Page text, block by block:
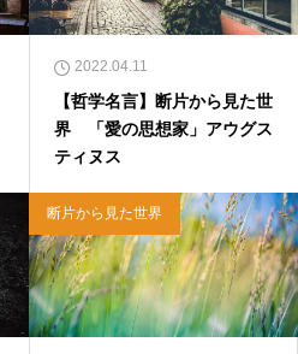
2022.04.11
【哲学名言】断片から見た世
界 「愛の思想家」アウグス
ティヌス
断片から見た世界